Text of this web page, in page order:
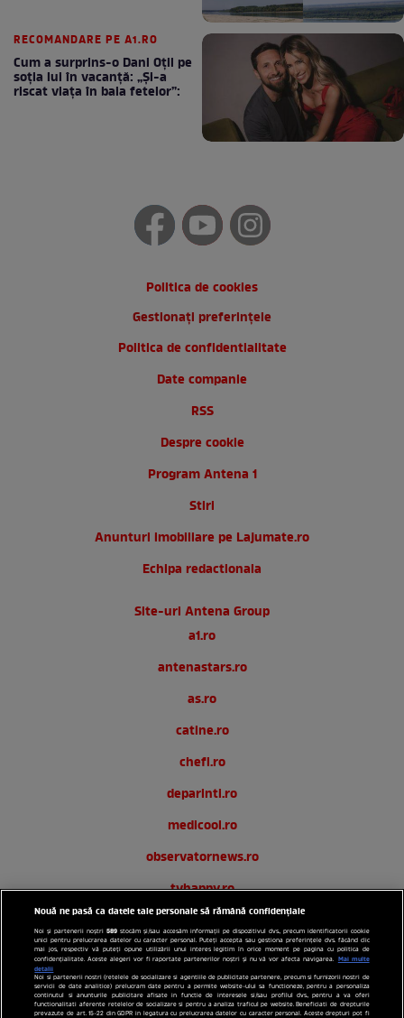
RECOMANDARE PE A1.RO
Cum a surprins-o Dani Oțil pe
soția lui în vacanță: „Și-a
riscat viața în baia fetelor”:
Politica de cookies
Gestionați preferințele
Politica de confidentialitate
Date companie
RSS
Despre cookie
Program Antena 1
Stiri
Anunturi imobiliare pe Lajumate.ro
Echipa redactionala
Site-uri Antena Group
a1.ro
antenastars.ro
as.ro
catine.ro
chefi.ro
deparinti.ro
medicool.ro
observatornews.ro
tvhappy.ro
useit.ro
zutv.ro
Trends AntenaPLAY
Nouă ne pasă ca datele tale personale să rămână confidențiale
Noi și partenerii noștri589 stocăm și/sau accesăm informații pe dispozitivul dvs., precum identificatorii cookie
unici pentru prelucrarea datelor cu caracter personal. Puteți accepta sau gestiona preferințele dvs. făcând clic
mai jos, respectiv vă puteți opune utilizării unui interes legitim în orice moment pe pagina cu politica de
confidențialitate. Aceste alegeri vor fi raportate partenerilor noștri și nu vă vor afecta navigarea. Mai multe
detalii
Noi si partenerii nostri (retelele de socializare si agentiile de publicitate partenere, precum si furnizorii nostri de
servicii de date analitice) prelucram date pentru a permite website-ului sa functioneze, pentru a personaliza
continutul si anunturile publicitare afisate in functie de interesele si/sau profilul dvs., pentru a va oferi
functionalitati aferente retelelor de socializare si pentru a analiza traficul pe website. Beneficiati de drepturile
prevazute de art. 15-22 din GDPR in legatura cu prelucrarea datelor cu caracter personal. Aceste drepturi pot fi